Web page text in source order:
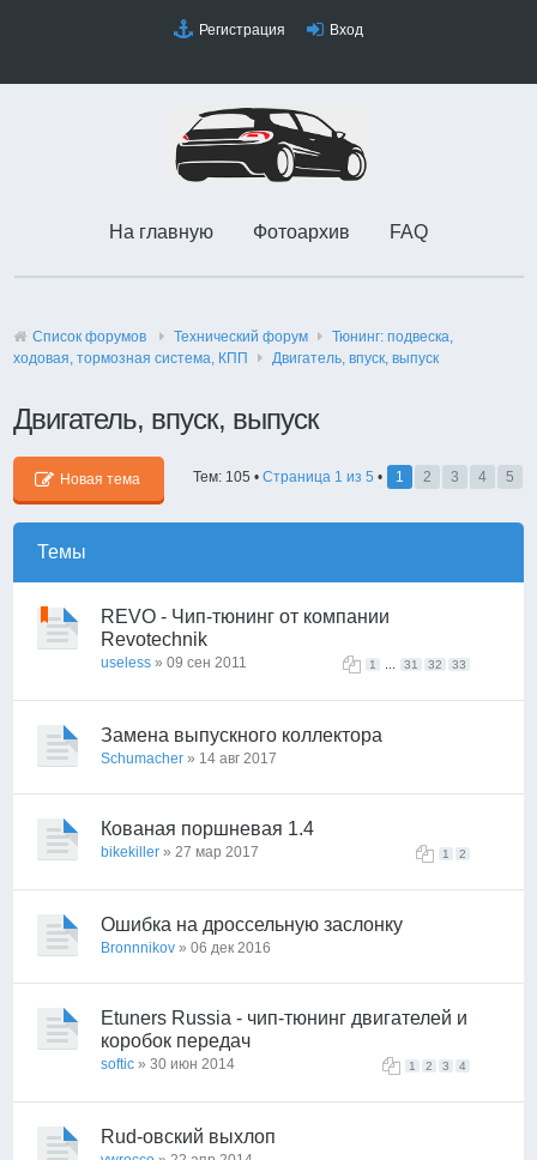
Регистрация Вход
На главную Фотоархив FAQ
Список форумов Технический форyм
Тюнинг: подвеска,
ходовая, тормозная система, КПП
Двигатель, впуск, выпуск
Двигатель, впуск, выпуск
Новая тема Тем: 105 • Страница 1 из 5 • 1 2 3 4 5
Темы
REVO - Чип-тюнинг от компании
Revotechnik
1 31 32 33
useless » 09 сен 2011
Замена выпускного коллектора
Schumacher » 14 авг 2017
Кованая поршневая 1.4
1 2
bikekiller » 27 мар 2017
Ошибка на дроссельную заслонку
Bronnnikov » 06 дек 2016
Etuners Russia - чип-тюнинг двигателей и
коробок передач
1 2 3 4
softic » 30 июн 2014
Rud-овский выхлоп